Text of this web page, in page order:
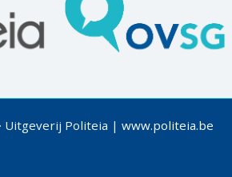
Uitgeverij Politeia | www.politeia.be